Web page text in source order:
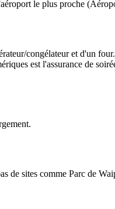
le plus proche
congélateur et d'un
est l'assurance de
de sites comme Parc de